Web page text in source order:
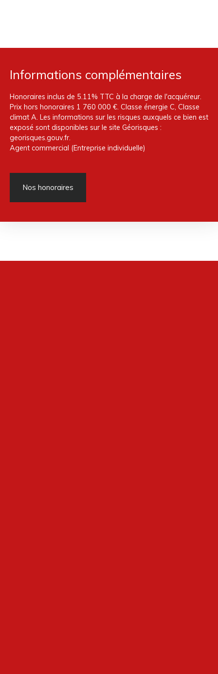
Informations complémentaires
Honoraires inclus de 5.11% TTC à la charge de l'acquéreur.
Prix hors honoraires 1 760 000 €. Classe énergie C, Classe
climat A. Les informations sur les risques auxquels ce bien est
exposé sont disponibles sur le site Géorisques :
georisques.gouv.fr.
Agent commercial (Entreprise individuelle)
Nos honoraires